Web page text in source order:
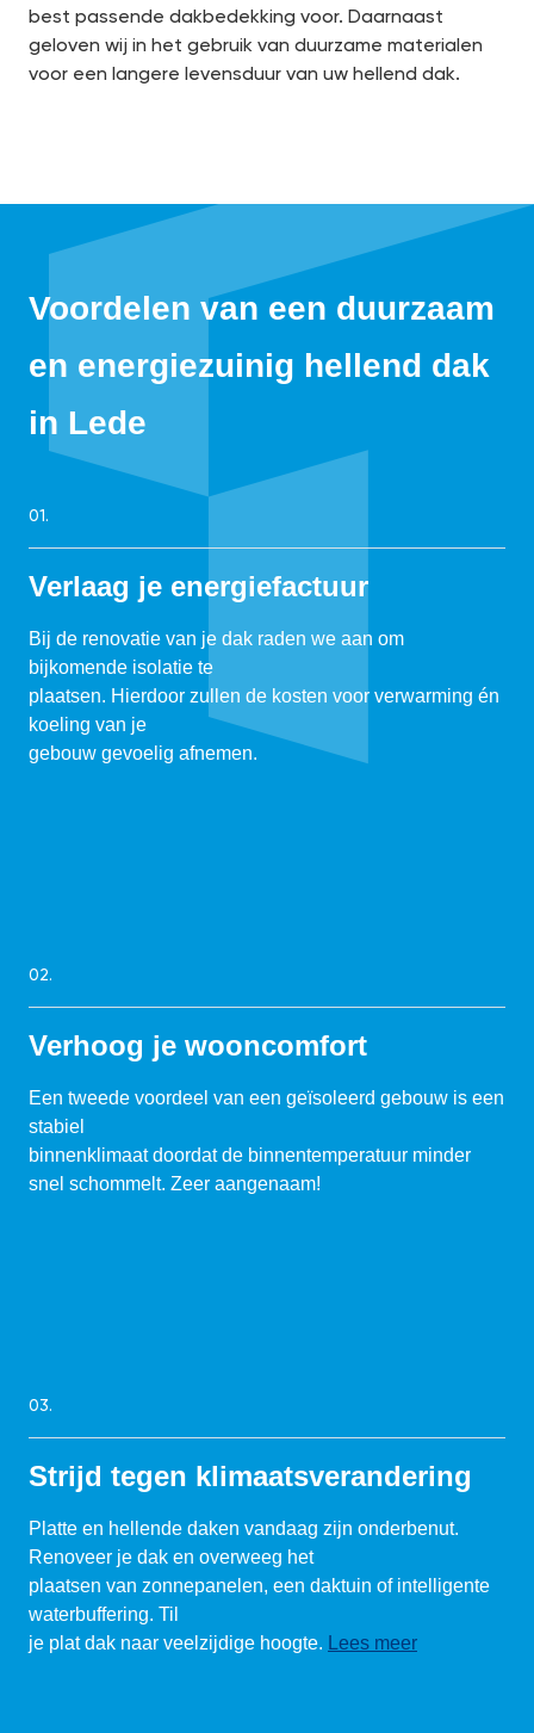
best passende dakbedekking voor. Daarnaast
geloven wij in het gebruik van duurzame materialen
voor een langere levensduur van uw hellend dak.
Voordelen van een duurzaam
en energiezuinig hellend dak
in Lede
01.
Verlaag je energiefactuur
Bij de renovatie van je dak raden we aan om
bijkomende isolatie te
plaatsen. Hierdoor zullen de kosten voor verwarming én
koeling van je
gebouw gevoelig afnemen.
02.
Verhoog je wooncomfort
Een tweede voordeel van een geïsoleerd gebouw is een
stabiel
binnenklimaat doordat de binnentemperatuur minder
snel schommelt. Zeer aangenaam!
03.
Strijd tegen klimaatsverandering
Platte en hellende daken vandaag zijn onderbenut.
Renoveer je dak en overweeg het
plaatsen van zonnepanelen, een daktuin of intelligente
waterbuffering. Til
je plat dak naar veelzijdige hoogte.
Lees meer